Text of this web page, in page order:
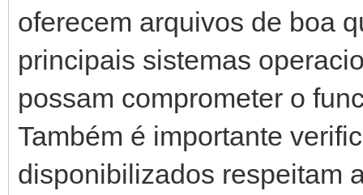
oferecem arquivos de boa
principais sistemas
possam comprometer o
Também é importante
disponibilizados respeitam